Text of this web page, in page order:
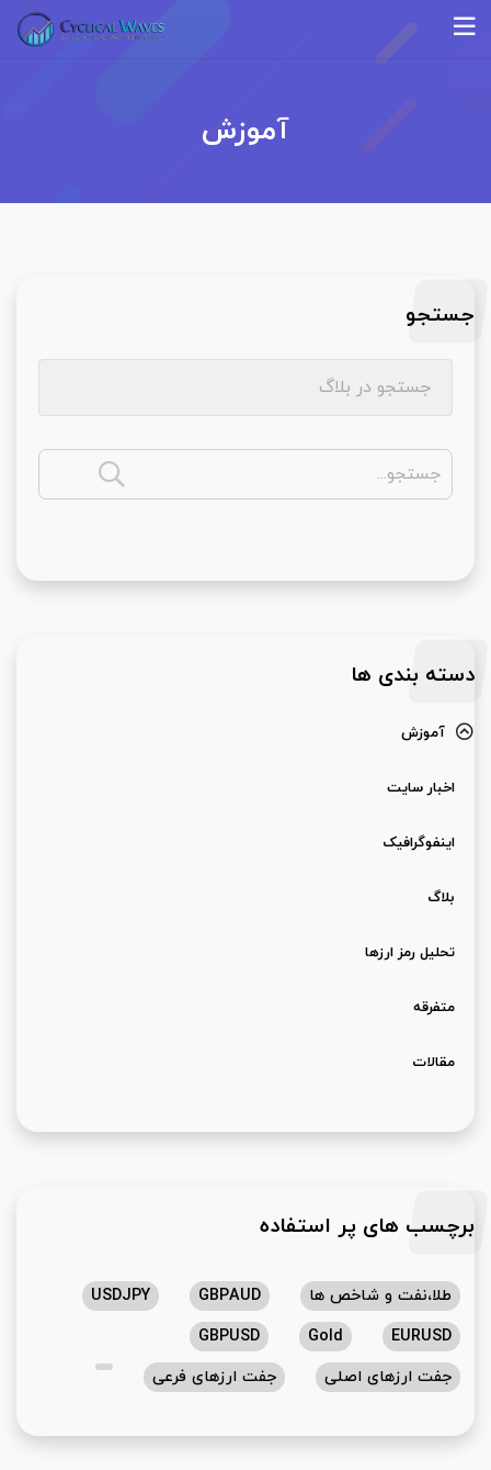
آموزش
جستجو
دسته بندی ها
آموزش
اخبار سایت
اینفوگرافیک
بلاگ
تحلیل رمز ارزها
متفرقه
مقالات
برچسب های پر استفاده
طلا،نفت و شاخص ها GBPAUD
USDJPY
EURUSD
Gold
GBPUSD
جفت ارزهای اصلی
جفت ارزهای فرعی